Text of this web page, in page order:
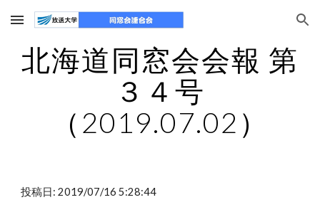
Skip to main content Skip to navigation
北海道同窓会会報 第
３４号
（2019.07.02）
投稿日: 2019/07/16 5:28:44